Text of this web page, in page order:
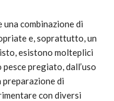
una combinazione di
e, soprattutto, un
esistono molteplici
pregiato, dall’uso
preparazione di
con diversi